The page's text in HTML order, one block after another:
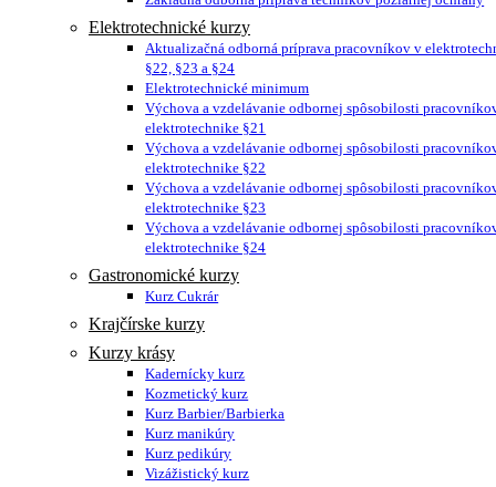
Elektrotechnické kurzy
Aktualizačná odborná príprava pracovníkov v
§22, §23 a §24
Elektrotechnické minimum
Výchova a vzdelávanie odbornej spôsobilosti
elektrotechnike §21
Výchova a vzdelávanie odbornej spôsobilosti
elektrotechnike §22
Výchova a vzdelávanie odbornej spôsobilosti
elektrotechnike §23
Výchova a vzdelávanie odbornej spôsobilosti
elektrotechnike §24
Gastronomické kurzy
Kurz Cukrár
Krajčírske kurzy
Kurzy krásy
Kadernícky kurz
Kozmetický kurz
Kurz Barbier/Barbierka
Kurz manikúry
Kurz pedikúry
Vizážistický kurz